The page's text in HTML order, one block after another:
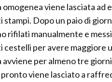
viene lasciata ad
stampi. Dopo un paio di
rifilati manualmente e
cestelli per avere maggiore
per almeno tre
viene lasciato a